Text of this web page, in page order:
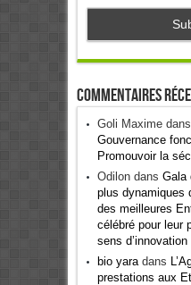
Commentaires
Goli Maximedans
Gouvernance
Promouvoir la
Odilondans Gala
plus dynamiques
des meilleures
célébré pour leur
sens d’innovation
bio yaradans
prestations aux